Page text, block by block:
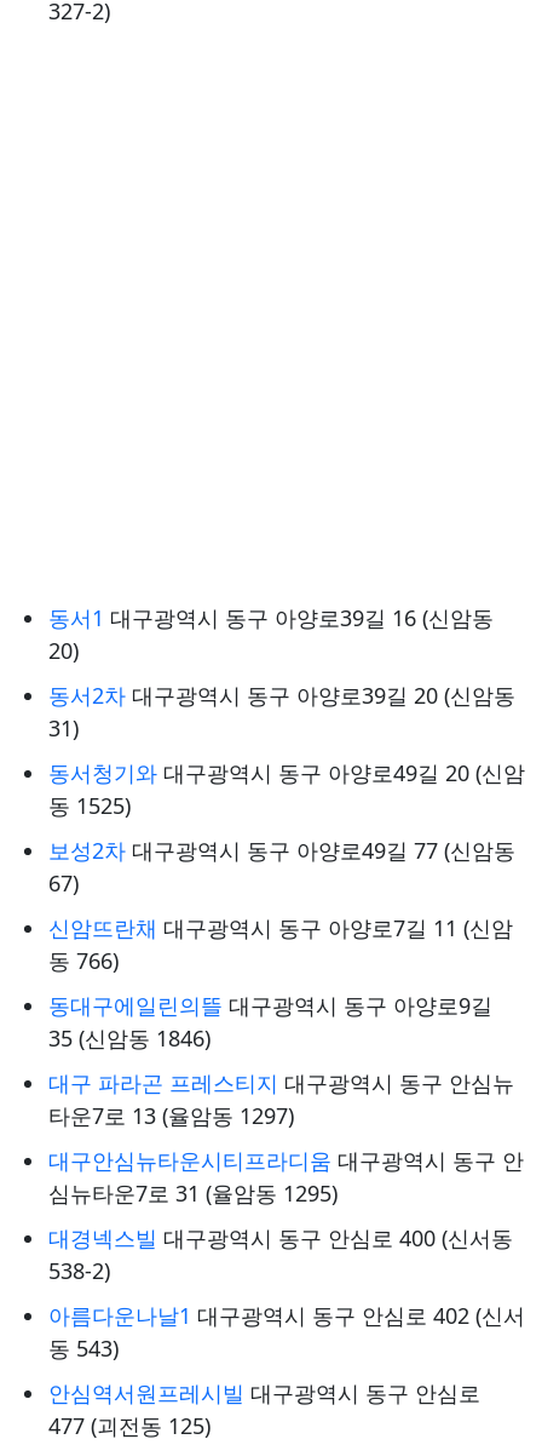
327-2)
동서1 대구광역시 동구 아양로39길 16 (신암동
20)
동서2차 대구광역시 동구 아양로39길 20 (신암동
31)
동서청기와 대구광역시 동구 아양로49길 20 (신암
동 1525)
보성2차 대구광역시 동구 아양로49길 77 (신암동
67)
신암뜨란채 대구광역시 동구 아양로7길 11 (신암
동 766)
동대구에일린의뜰 대구광역시 동구 아양로9길
35 (신암동 1846)
대구 파라곤 프레스티지 대구광역시 동구 안심뉴
타운7로 13 (율암동 1297)
대구안심뉴타운시티프라디움 대구광역시 동구 안
심뉴타운7로 31 (율암동 1295)
대경넥스빌 대구광역시 동구 안심로 400 (신서동
538-2)
아름다운나날1 대구광역시 동구 안심로 402 (신서
동 543)
안심역서원프레시빌 대구광역시 동구 안심로
477 (괴전동 125)